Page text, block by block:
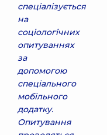
спеціалізується
на
соціологічних
опитуваннях
за
допомогою
спеціального
мобільного
додатку.
Опитування